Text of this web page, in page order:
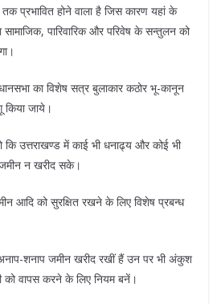
तक प्रभावित होने वाला है जिस कारण यहां के
पारिवारिक और परिवेष के सन्तुलन को
का विशेष सत्र बुलाकार कठोर भू-कानून
किया जाये।
कि उत्तराखण्ड में काई भी धनाढ्य और कोई भी
जमीन न खरीद सके।
आदि को सुरक्षित रखने के लिए विशेष प्रबन्ध
शनाप जमीन खरीद रखीं हैं उन पर भी अंकुश
वापस करने के लिए नियम बनें।